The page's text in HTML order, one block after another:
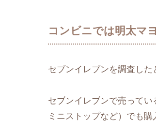
コンビニでは明太マ
セブンイレブンを調査した
セブンイレブンで売ってい
ミニストップなど）でも購